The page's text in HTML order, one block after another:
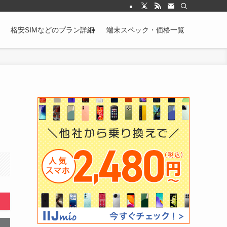
格安SIMなどのプラン詳細 端末スペック・価格一覧